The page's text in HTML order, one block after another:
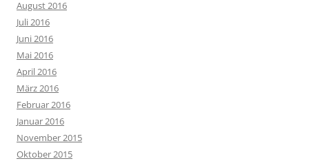
August 2016
Juli 2016
Juni 2016
Mai 2016
April 2016
März 2016
Februar 2016
Januar 2016
November 2015
Oktober 2015